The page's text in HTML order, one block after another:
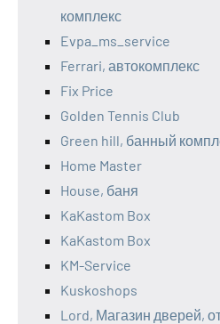
комплекс
Evpa_ms_service
Ferrari, автокомплекс
Fix Price
Golden Tennis Club
Green hill, банный
Home Master
House, баня
KaKastom Box
KaKastom Box
KM-Service
Kuskoshops
Lord, Магазин дверей,